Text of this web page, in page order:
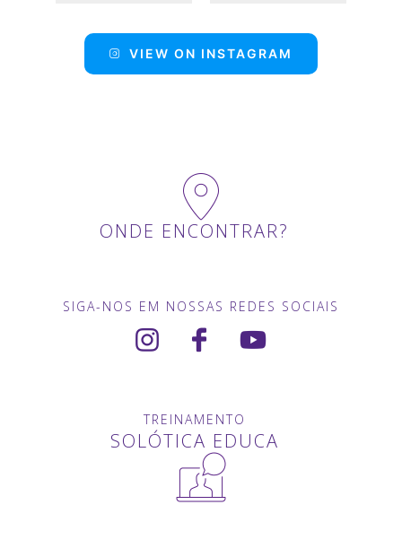
VIEW ON INSTAGRAM
ONDE ENCONTRAR?
SIGA-NOS EM NOSSAS REDES SOCIAIS
TREINAMENTO
SOLÓTICA EDUCA